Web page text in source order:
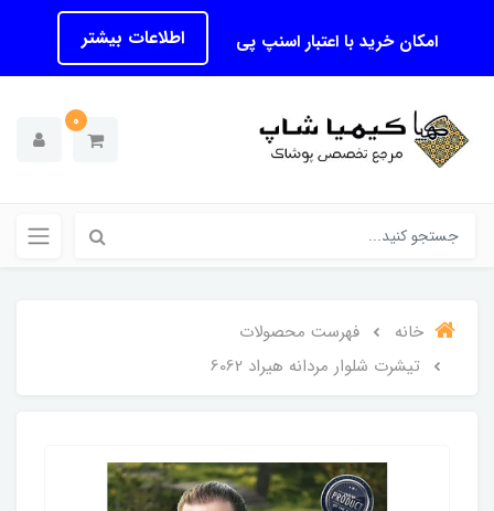
امکان خرید با اعتبار اسنپ پی اطلاعات بیشتر
0
خانه
فهرست محصولات
تیشرت شلوار مردانه هیراد 6062